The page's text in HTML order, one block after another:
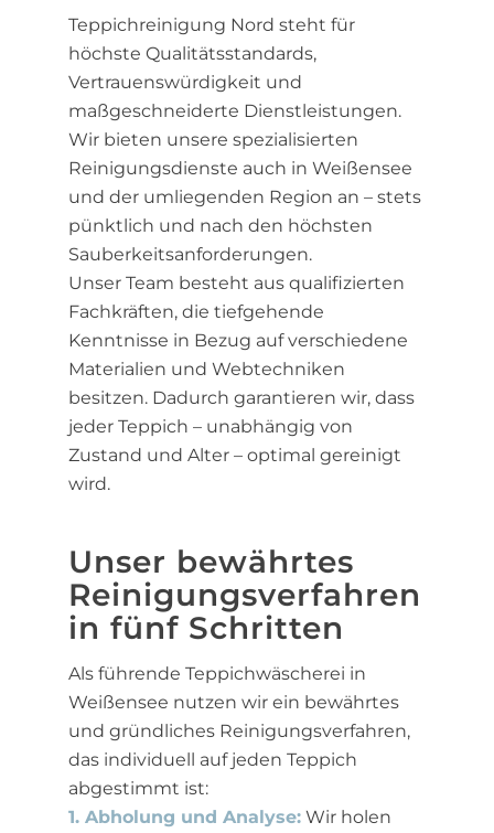
Teppichreinigung Nord steht für
höchste Qualitätsstandards,
Vertrauenswürdigkeit und
maßgeschneiderte Dienstleistungen.
Wir bieten unsere spezialisierten
Reinigungsdienste auch in Weißensee
und der umliegenden Region an – stets
pünktlich und nach den höchsten
Sauberkeitsanforderungen.
Unser Team besteht aus qualifizierten
Fachkräften, die tiefgehende
Kenntnisse in Bezug auf verschiedene
Materialien und Webtechniken
besitzen. Dadurch garantieren wir, dass
jeder Teppich – unabhängig von
Zustand und Alter – optimal gereinigt
wird.
Unser bewährtes
Reinigungsverfahren
in fünf Schritten
Als führende Teppichwäscherei in
Weißensee nutzen wir ein bewährtes
und gründliches Reinigungsverfahren,
das individuell auf jeden Teppich
abgestimmt ist:
1. Abholung und Analyse: Wir holen